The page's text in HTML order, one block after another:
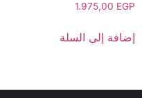
1.975,00EGP
إضافة إلى السلة